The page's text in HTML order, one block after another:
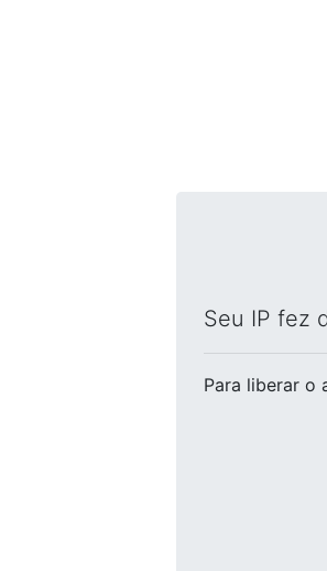
Seu IP fez
Para liberar o